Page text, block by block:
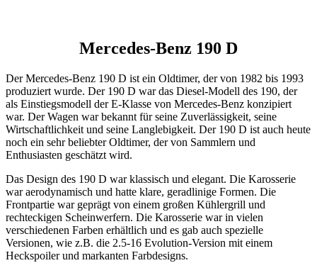
Mercedes-Benz 190 D
Der Mercedes-Benz 190 D ist ein Oldtimer, der von 1982 bis 1993
produziert wurde. Der 190 D war das Diesel-Modell des 190, der
als Einstiegsmodell der E-Klasse von Mercedes-Benz konzipiert
war. Der Wagen war bekannt für seine Zuverlässigkeit, seine
Wirtschaftlichkeit und seine Langlebigkeit. Der 190 D ist auch heute
noch ein sehr beliebter Oldtimer, der von Sammlern und
Enthusiasten geschätzt wird.
Das Design des 190 D war klassisch und elegant. Die Karosserie
war aerodynamisch und hatte klare, geradlinige Formen. Die
Frontpartie war geprägt von einem großen Kühlergrill und
rechteckigen Scheinwerfern. Die Karosserie war in vielen
verschiedenen Farben erhältlich und es gab auch spezielle
Versionen, wie z.B. die 2.5-16 Evolution-Version mit einem
Heckspoiler und markanten Farbdesigns.